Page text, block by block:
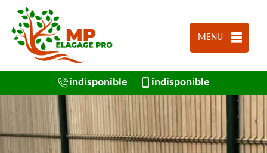
MENU
indisponible indisponible